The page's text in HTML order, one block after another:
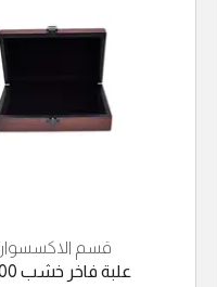
قسم
علبة فاخر خشب 100 جرام